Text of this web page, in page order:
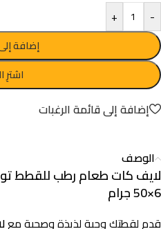
-
+
إضافة
اشترِ
إضافة إلى قائمة الرغبات
الوصف
لايف كات طعام رطب للقطط
6×50 جرام
قدم لقطتك وجبة لذيذة وصحية مع